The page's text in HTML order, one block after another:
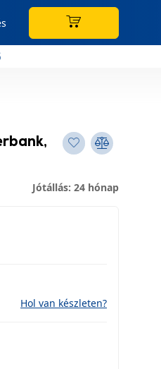
Jótállás: 24 hónap
Hol van készleten?